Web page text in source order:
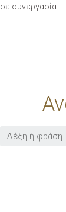
σε συνεργασία …